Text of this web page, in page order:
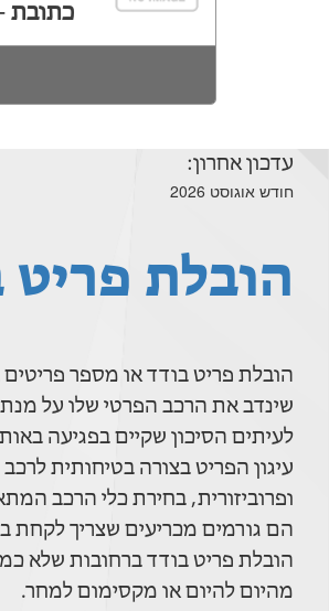
כתובת
עדכון אחרון:
חודש אוגוסט 2026
הובלת פריט
הובלת פריט בודד או מספר
שינדב את הרכב הפרטי שלו על
לעיתים הסיכון שקיים בפגיעה
עיגון הפריט בצורה בטיחותית
ופרוביזורית, בחירת כלי הרכב
הם גורמים מכריעים שצריך לקחת
הובלת פריט בודד ברחובות שלא
מהיום להיום או מקסימום למחר.